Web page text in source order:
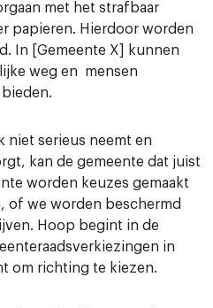
met het strafbaar
papieren. Hierdoor worden
In [Gemeente X] kunnen
weg en mensen
niet serieus neemt en
kan de gemeente dat juist
worden keuzes gemaakt
of we worden beschermd
Hoop begint in de
in
om richting te kiezen.